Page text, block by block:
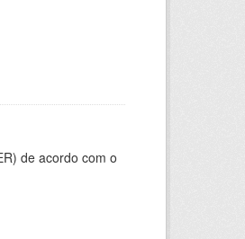
de acordo com o